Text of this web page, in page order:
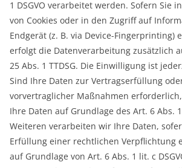
1 DSGVO verarbeitet werden. Sofern Sie
von Cookies oder in den Zugriff auf
Endgerät (z. B. via Device-Fingerprinting)
erfolgt die Datenverarbeitung zusätzlich
25 Abs. 1 TTDSG. Die Einwilligung ist
Sind Ihre Daten zur Vertragserfüllung
vorvertraglicher Maßnahmen
Ihre Daten auf Grundlage des Art. 6 Abs.
Weiteren verarbeiten wir Ihre Daten,
Erfüllung einer rechtlichen Verpflichtung
auf Grundlage von Art. 6 Abs. 1 lit. c